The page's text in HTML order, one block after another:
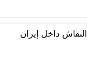
النقاش داخل إيران